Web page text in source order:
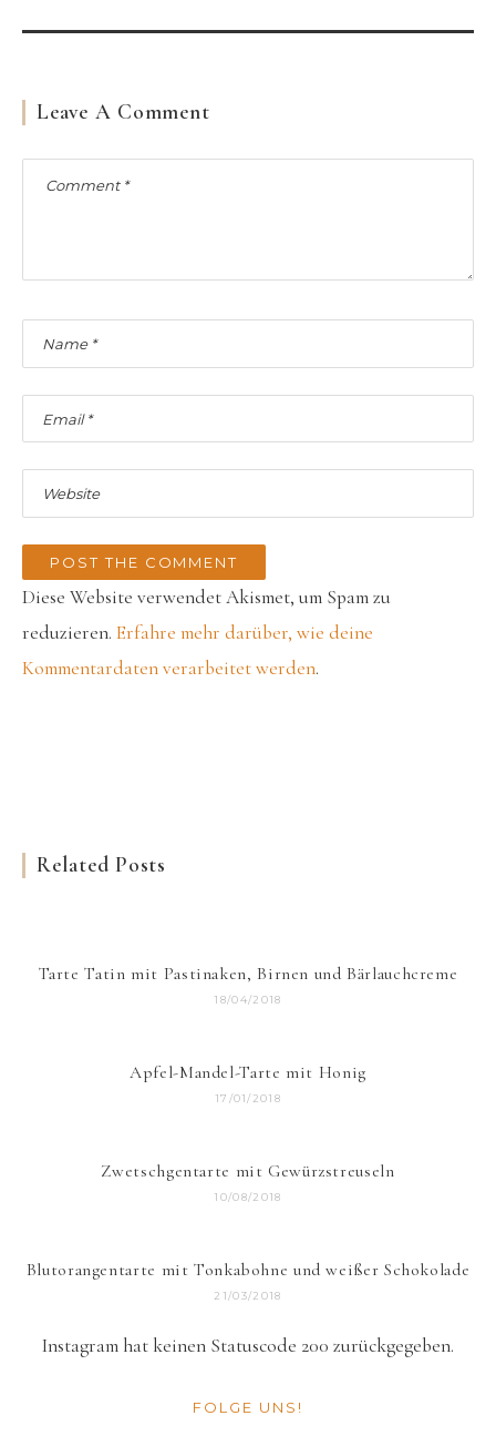
Leave A Comment
Diese Website verwendet Akismet, um Spam zu
reduzieren. Erfahre mehr darüber, wie deine
Kommentardaten verarbeitet werden.
Related Posts
Tarte Tatin mit Pastinaken, Birnen und Bärlauchcreme
18/04/2018
Apfel-Mandel-Tarte mit Honig
17/01/2018
Zwetschgentarte mit Gewürzstreuseln
10/08/2018
Blutorangentarte mit Tonkabohne und weißer Schokolade
21/03/2018
Instagram hat keinen Statuscode 200 zurückgegeben.
FOLGE UNS!